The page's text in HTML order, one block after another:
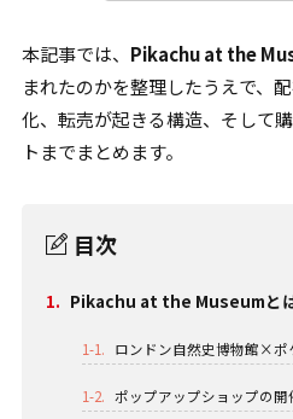
本記事では、 Pikachu at the
まれたのかを整理したうえで、
化、転売が起きる構造、そして
トまでまとめます。
目次
1. Pikachu at the Museumと
1-1. ロンドン自然史博物館×ポ
1-2. ポップアップショップの開